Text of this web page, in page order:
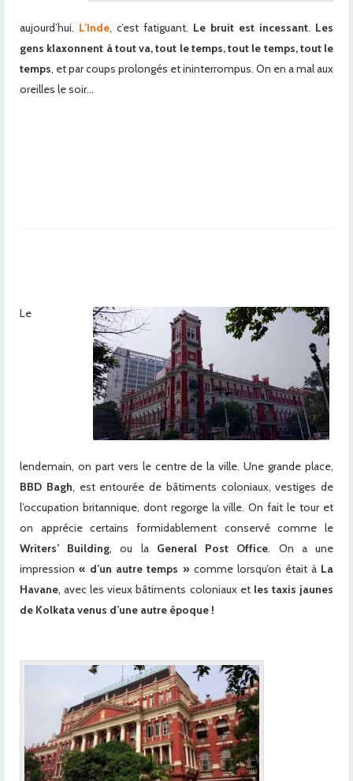
aujourd’hui. L’Inde, c’est fatiguant. Le bruit est incessant. Les
gens klaxonnent à tout va, tout le temps, tout le temps, tout le
temps, et par coups prolongés et ininterrompus. On en a mal aux
oreilles le soir…
Le
lendemain, on part vers le centre de la ville. Une grande place,
BBD Bagh, est entourée de bâtiments coloniaux, vestiges de
l’occupation britannique, dont regorge la ville. On fait le tour et
on apprécie certains formidablement conservé comme le
Writers’ Building, ou la General Post Office. On a une
impression« d’un autre temps » comme lorsqu’on était à La
Havane, avec les vieux bâtiments coloniaux et les taxis jaunes
de Kolkata venus d’une autre époque !